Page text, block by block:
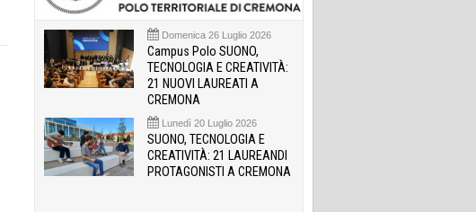
Domenica 26 Luglio 2026
Campus Polo SUONO,
TECNOLOGIA E CREATIVITÀ:
21 NUOVI LAUREATI A
CREMONA
Lunedì 20 Luglio 2026
SUONO, TECNOLOGIA E
CREATIVITÀ: 21 LAUREANDI
PROTAGONISTI A CREMONA